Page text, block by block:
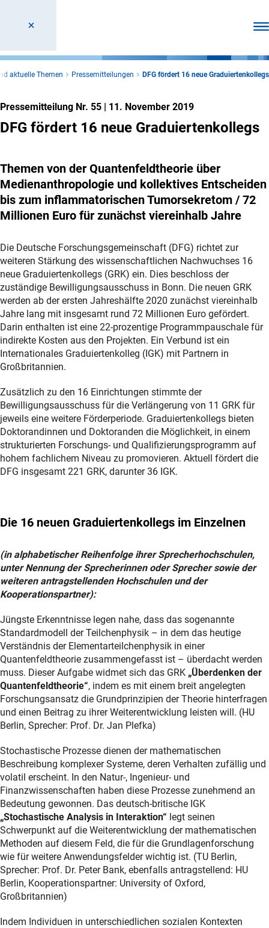
aktuelle Themen Pressemitteilungen DFG fördert 16 neue Graduiertenkollegs
Pressemitteilung Nr. 55 | 11. November 2019
DFG fördert 16 neue Graduiertenkollegs
Themen von der Quantenfeldtheorie über
Medienanthropologie und kollektives Entscheiden
bis zum inflammatorischen Tumorsekretom / 72
Millionen Euro für zunächst viereinhalb Jahre
Die Deutsche Forschungsgemeinschaft (DFG) richtet zur
weiteren Stärkung des wissenschaftlichen Nachwuchses 16
neue Graduiertenkollegs (GRK) ein. Dies beschloss der
zuständige Bewilligungsausschuss in Bonn. Die neuen GRK
werden ab der ersten Jahreshälfte 2020 zunächst viereinhalb
Jahre lang mit insgesamt rund 72 Millionen Euro gefördert.
Darin enthalten ist eine 22-prozentige Programmpauschale für
indirekte Kosten aus den Projekten. Ein Verbund ist ein
Internationales Graduiertenkolleg (IGK) mit Partnern in
Großbritannien.
Zusätzlich zu den 16 Einrichtungen stimmte der
Bewilligungsausschuss für die Verlängerung von 11 GRK für
jeweils eine weitere Förderperiode. Graduiertenkollegs bieten
Doktorandinnen und Doktoranden die Möglichkeit, in einem
strukturierten Forschungs- und Qualifizierungsprogramm auf
hohem fachlichem Niveau zu promovieren. Aktuell fördert die
DFG insgesamt 221 GRK, darunter 36 IGK.
Die 16 neuen Graduiertenkollegs im Einzelnen
(in alphabetischer Reihenfolge ihrer Sprecherhochschulen,
unter Nennung der Sprecherinnen oder Sprecher sowie der
weiteren antragstellenden Hochschulen und der
Kooperationspartner):
Jüngste Erkenntnisse legen nahe, dass das sogenannte
Standardmodell der Teilchenphysik – in dem das heutige
Verständnis der Elementarteilchenphysik in einer
Quantenfeldtheorie zusammengefasst ist – überdacht werden
muss. Dieser Aufgabe widmet sich das GRK „Überdenken der
Quantenfeldtheorie“, indem es mit einem breit angelegten
Forschungsansatz die Grundprinzipien der Theorie hinterfragen
und einen Beitrag zu ihrer Weiterentwicklung leisten will. (HU
Berlin, Sprecher: Prof. Dr. Jan Plefka)
Stochastische Prozesse dienen der mathematischen
Beschreibung komplexer Systeme, deren Verhalten zufällig und
volatil erscheint. In den Natur-, Ingenieur- und
Finanzwissenschaften haben diese Prozesse zunehmend an
Bedeutung gewonnen. Das deutsch-britische IGK
„Stochastische Analysis in Interaktion“ legt seinen
Schwerpunkt auf die Weiterentwicklung der mathematischen
Methoden auf diesem Feld, die für die Grundlagenforschung
wie für weitere Anwendungsfelder wichtig ist. (TU Berlin,
Sprecher: Prof. Dr. Peter Bank, ebenfalls antragstellend: HU
Berlin, Kooperationspartner: University of Oxford,
Großbritannien)
Indem Individuen in unterschiedlichen sozialen Kontexten